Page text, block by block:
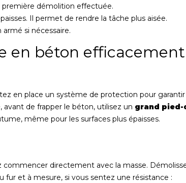
première démolition effectuée.
Il permet de rendre la tâche plus aisée.
si nécessaire.
en béton efficacement
en place un système de protection pour garantir
de frapper le béton, utilisez un grand pied-
même pour les surfaces plus épaisses.
commencer directement avec la masse.
fur et à mesure, si vous sentez une résistance :